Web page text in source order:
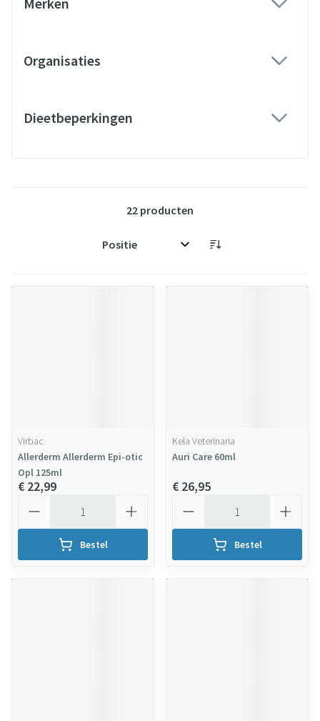
Organisaties
Dieetbeperkingen
22 producten
Sorteer op:
Virbac
Allerderm Allerderm Epi-otic
Opl 125ml
€ 22,99
Bestel
Kela Veterinaria
Auri Care 60ml
€ 26,95
Bestel